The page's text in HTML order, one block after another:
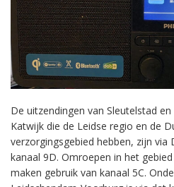
De uitzendingen van Sleutelstad
Katwijk die de Leidse regio en de
verzorgingsgebied hebben, zijn via
kanaal 9D. Omroepen in het
maken gebruik van kanaal 5C.